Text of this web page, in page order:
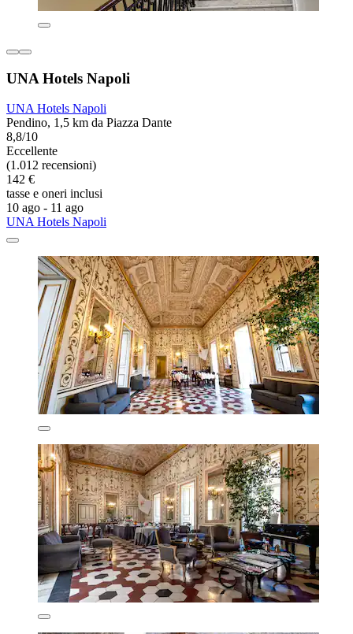
UNA Hotels Napoli
UNA Hotels Napoli
Pendino, 1,5 km da Piazza Dante
8,8/10
Eccellente
(1.012 recensioni)
142 €
tasse e oneri inclusi
10 ago - 11 ago
UNA Hotels Napoli